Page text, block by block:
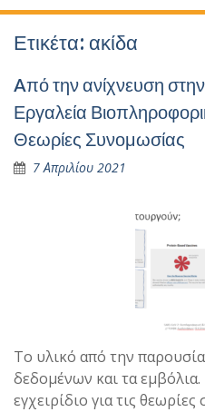
Ετικέτα: ακίδα
Aπό την ανίχνευση
Εργαλεία
Θεωρίες Συνομωσίας
7 Απριλίου 2021
Το υλικό από την
δεδομένων και τα
εγχειρίδιο για τις